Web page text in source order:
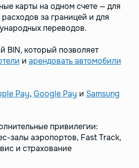
карты на одном счете — для
за границей и для
переводов.
BIN, который позволяет
и арендовать автомобили
Pay, Google Pay и Samsung
привилегии:
залы аэропортов, Fast Track,
и страхование